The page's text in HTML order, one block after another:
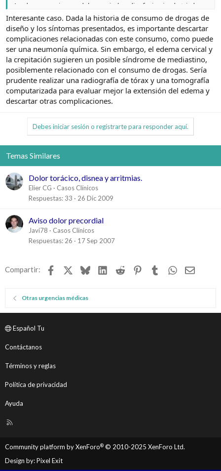
Acude a urgencias por dolor cervical y odinofagia, siendo triada
con un nivel IV a su ingreso. La paciente contaba el inicio del dolor
hacía dos horas, de carácter progresivo, desde región submaxilar
hasta área precordial, con sensación disneica, odinofagia y otalgia
exacerbada con los movimientos respiratorios. Negaba
traumatismo previo. Relataba que había estado trabajando como
camarera la noche previa y había realizado consumo de drogas de
diseño (Cristal y Cocaína). También describía dos vómitos la tarde
anterior mientras jugaba al fútbol.
Exploración física:
en este portal
Orientada. Normocoloreada. Normohidratada. Ansiosa.
adenopatías submaxilares ni supraclaviculares. Tiroides de tamaño
y morfología normal. Edema moderado desde región submaxilar a
área precordial. Dolor a la palpación con crepitación cervical y
supraclavicular bilateral. Rigidez cervical con movilidad limitada
por dolor intenso. Auscultación cardíaca: rítmica sin soplos.
Auscultación pulmonar: normal. Abdomen: blando, no doloroso,
peristaltismo presente. Extremidades: sin edemas ni signos de
Conducta a seguir, manejo , diagnóstico y tratamiento?
Interesante caso. Dada la historia de consumo de drogas de
diseño y los síntomas presentados, es importante descartar
complicaciones relacionadas con este consumo, como puede
ser una neumonía química. Sin embargo, el edema cervical y
la crepitación sugieren un posible síndrome de mediastino,
posiblemente relacionado con el consumo de drogas. Sería
prudente realizar una radiografía de tórax y una tomografía
computarizada para evaluar mejor la extensión del edema y
descartar otras complicaciones.
Debes iniciar sesión o registrarte para responder aquí.
Temas Similares
Dolor torácico, disnea y arritmias.
Elier CG
Casos Clínicos
Respuestas 33 26 Dic 2009
Aviso dolor precordial
Javi78
Casos Clínicos
Respuestas 26 17 Sep 2007
Compartir: Facebook BlueskyLinkedIn
Reddit Pinterest
TumblrWhatsApp
Email
Otras urgencias médicas
Español Tu
Contáctanos
Términos y reglas
Política de privacidad
Ayuda
R
Community platform by XenForo® © 2010-2025 XenForo Ltd.
Design by:Pixel Exit